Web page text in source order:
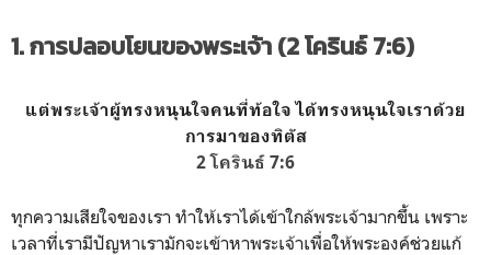
1. การปลอบโยนของพระเจ้า (2 โครินธ์ 7:6)
แต่พระเจ้าผู้ทรงหนุนใจคนที่ท้อใจ ได้ทรงหนุนใจเราด้วย
การมาของทิตัส
2 โครินธ์ 7:6
ทุกความเสียใจของเรา ทำให้เราได้เข้าใกล้พระเจ้ามากขึ้น เพราะ
เวลาที่เรามีปัญหาเรามักจะเข้าหาพระเจ้าเพื่อให้พระองค์ช่วยแก้